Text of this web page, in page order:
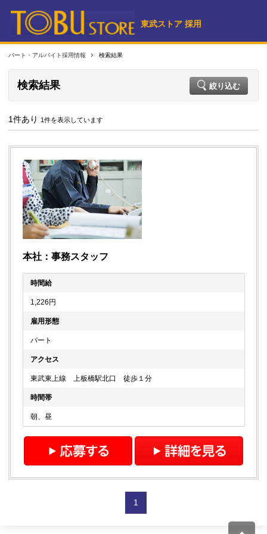
東武ストア 採用
パート・アルバイト採用情報 検索結果
検索結果 絞り込む
1件あり 1件を表示しています
本社：事務スタッフ
時間給
1,226円
雇用形態
パート
アクセス
東武東上線 上板橋駅北口 徒歩１分
時間帯
朝、昼
1